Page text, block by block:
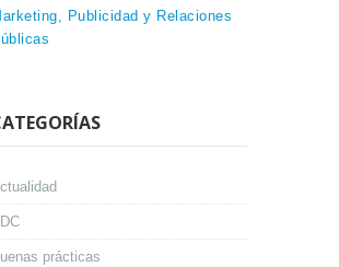
Publicidad y Relaciones
prácticas